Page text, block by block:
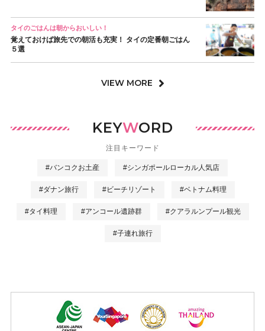
タイのごはんは朝からおいしい！
覚えておけば旅先での朝活も充実！ タイの定番朝ごはん
５選
VIEW MORE
KEYWORD
注目キーワード
#バンコクお土産 #シンガポールローカル人気店
#ダナン旅行 #ビーチリゾート #ベトナム料理
#タイ料理 #アンコール遺跡群 #クアラルンプール観光
#子連れ旅行